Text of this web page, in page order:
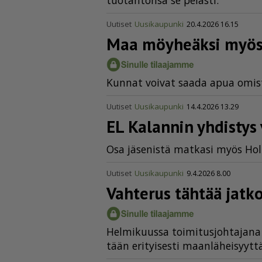
Uutiset Uusikaupunki 20.4.2026 16.15
Maa möyheäksi
Kun­nat voi­vat saa­da apua
Uutiset Uusikaupunki 14.4.2026 13.29
EL Kalannin
Osa jä­se­nis­tä mat­ka­si myös
Uutiset Uusikaupunki 9.4.2026 8.00
Vahterus tähtää
Hel­mi­kuus­sa
tään eri­tyi­ses­ti